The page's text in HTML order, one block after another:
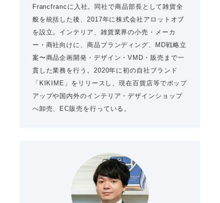
Francfrancに入社。同社で商品部長として雑貨全
般を統括した後、2017年に株式会社アロットオブ
を設立。インテリア、雑貨業界の小売・メーカ
ー・商社向けに、商品ブランディング、MD戦略立
案〜商品企画開発・デザイン・VMD・販売まで一
貫した業務を行う。2020年に初の自社ブランド
「KIKIME」をリリースし、現在百貨店等でポップ
アップや国内外のインテリア・デザインショップ
へ卸売、EC販売を行っている。